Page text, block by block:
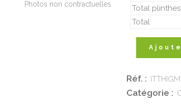
Total plinthes
Total
Réf. :
Catégorie :